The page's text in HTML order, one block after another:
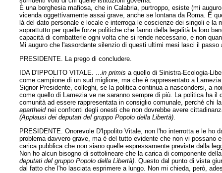
È una borghesia mafiosa, che in Calabria, purtroppo, esiste (mi
vicenda oggettivamente assai grave, anche se lontana da Roma. È
là del dato personale e locale e interroga le coscienze dei singoli e
soprattutto per quelle forze politiche che fanno della legalità la loro
capacità di combatterle ogni volta che si rende necessario, e non
Mi auguro che l'assordante silenzio di questi ultimi mesi lasci il
PRESIDENTE. La prego di concludere.
IDA D'IPPOLITO VITALE. ...in primis a quello di Sinistra-Ecologia-
come campione di un sud migliore, ma che è rappresentato a
Signor Presidente, colleghi, se la politica continua a nascondersi, a
come quello di Lamezia ve ne saranno sempre di più. La politica ha
comunità ad essere rappresentata in consiglio comunale, perché chi
apartheidnei confronti degli onesti che non dovrebbe avere
(Applausi dei deputati del gruppo Popolo della Libertà)
PRESIDENTE. Onorevole D'Ippolito Vitale, non l'ho interrotta e le ho
problema davvero grave, ma è del tutto evidente che non vi
carica pubblica che non siano quelle espressamente previste dalla
Non ho alcun bisogno di sottolineare che la carica di componente
deputati del gruppo Popolo della Libertà). Questo dal punto di vista
dal fatto che l'ho lasciata esprimere a lungo. Non mi chieda, però,